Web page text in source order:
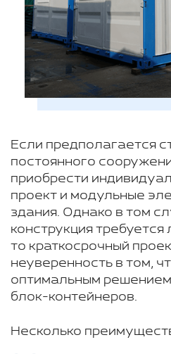
Если предполагается
постоянного
приобрести
проект и модульные
здания. Однако в том
конструкция
то краткосрочный
неуверенность в том,
оптимальным
блок-контейнеров.
Несколько